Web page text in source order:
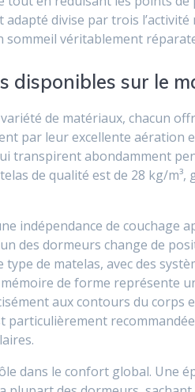
divise par trois
sommeil véritablement
disponibles sur le
de matériaux, chacun
par leur excellente aération
transpirent abondamment
de qualité est de 28 kg/m³,
indépendance de couchage
des dormeurs change de
de matelas, avec des
de forme représente
aux contours du
particulièrement
dans le confort global. Une